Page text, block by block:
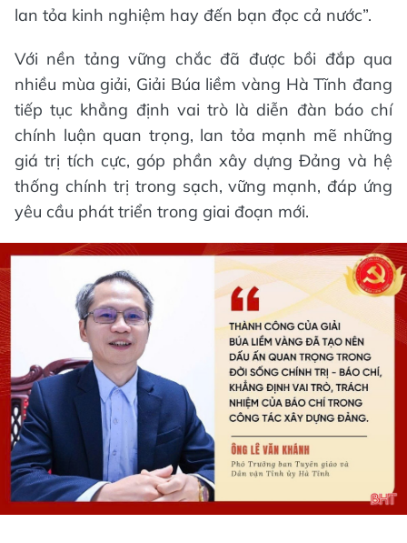
lan tỏa kinh nghiệm hay đến bạn đọc cả nước”.
Với nền tảng vững chắc đã được bồi đắp qua
nhiều mùa giải, Giải Búa liềm vàng Hà Tĩnh đang
tiếp tục khẳng định vai trò là diễn đàn báo chí
chính luận quan trọng, lan tỏa mạnh mẽ những
giá trị tích cực, góp phần xây dựng Đảng và hệ
thống chính trị trong sạch, vững mạnh, đáp ứng
yêu cầu phát triển trong giai đoạn mới.